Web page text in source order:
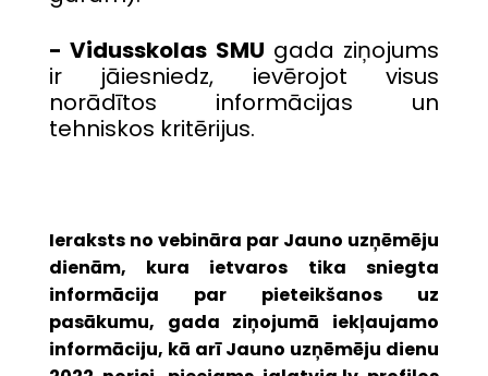
- Vidusskolas SMU gada ziņojums
ir jāiesniedz, ievērojot visus
norādītos informācijas un
tehniskos kritērijus.
Ieraksts no vebināra par Jauno uzņēmēju
dienām, kura ietvaros tika sniegta
informācija par pieteikšanos uz
pasākumu, gada ziņojumā iekļaujamo
informāciju, kā arī Jauno uzņēmēju dienu